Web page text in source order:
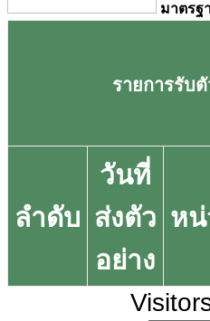
มาตรฐ
รายการรับ
ลำดับ
วันที่
ส่งตัว
อย่าง
หน่